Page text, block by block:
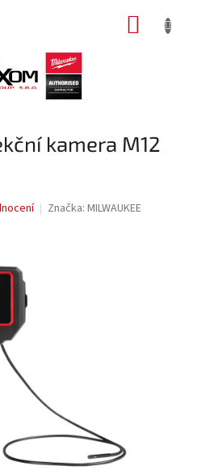
kamera M12
Značka: MILWAUKEE